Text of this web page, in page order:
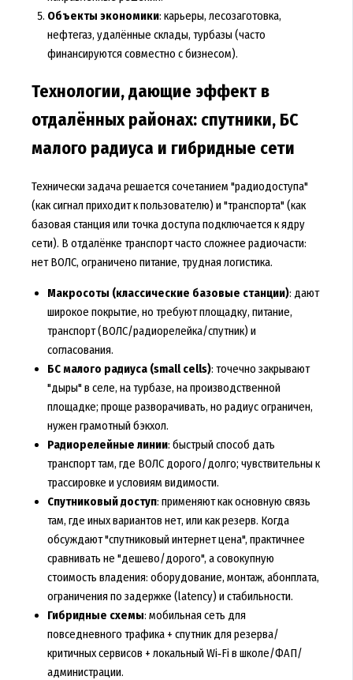
Объекты экономики: карьеры, лесозаготовка,
нефтегаз, удалённые склады, турбазы (часто
финансируются совместно с бизнесом).
Технологии, дающие эффект в
отдалённых районах: спутники, БС
малого радиуса и гибридные сети
Технически задача решается сочетанием "радиодоступа"
(как сигнал приходит к пользователю) и "транспорта" (как
базовая станция или точка доступа подключается к ядру
сети). В отдалёнке транспорт часто сложнее радиочасти:
нет ВОЛС, ограничено питание, трудная логистика.
Макросоты (классические базовые станции): дают
широкое покрытие, но требуют площадку, питание,
транспорт (ВОЛС/радиорелейка/спутник) и
согласования.
БС малого радиуса (small cells): точечно закрывают
"дыры" в селе, на турбазе, на производственной
площадке; проще разворачивать, но радиус ограничен,
нужен грамотный бэкхол.
Радиорелейные линии: быстрый способ дать
транспорт там, где ВОЛС дорого/долго; чувствительны к
трассировке и условиям видимости.
Спутниковый доступ: применяют как основную связь
там, где иных вариантов нет, или как резерв. Когда
обсуждают "спутниковый интернет цена", практичнее
сравнивать не "дешево/дорого", а совокупную
стоимость владения: оборудование, монтаж, абонплата,
ограничения по задержке (latency) и стабильности.
Гибридные схемы: мобильная сеть для
повседневного трафика + спутник для резерва/
критичных сервисов + локальный Wi‑Fi в школе/ФАП/
администрации.